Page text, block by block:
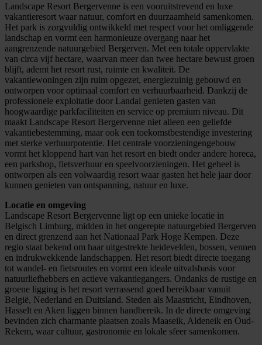
Landscape Resort Bergervenne is een vooruitstrevend en luxe
vakantieresort waar natuur, comfort en duurzaamheid samenkomen.
Het park is zorgvuldig ontwikkeld met respect voor het omliggende
landschap en vormt een harmonieuze overgang naar het
aangrenzende natuurgebied Bergerven. Met een totale oppervlakte
van circa vijf hectare, waarvan meer dan twee hectare bewust groen
blijft, ademt het resort rust, ruimte en kwaliteit. De
vakantiewoningen zijn ruim opgezet, energiezuinig gebouwd en
ontworpen voor optimaal comfort en verhuurbaarheid. Dankzij de
professionele exploitatie door Landal genieten gasten van
hoogwaardige parkfaciliteiten en service op premium niveau. Dit
maakt Landscape Resort Bergervenne niet alleen een geliefde
vakantiebestemming, maar ook een toekomstbestendige investering
met sterke verhuurpotentie. Het centrale voorzieningengebouw
vormt het kloppend hart van het resort en biedt onder andere horeca,
een parkshop, fietsverhuur en speelvoorzieningen. Het geheel is
ontworpen als een volwaardig resort waar gasten het hele jaar door
kunnen genieten van ontspanning, natuur en luxe.
Locatie en omgeving
Landscape Resort Bergervenne ligt op een unieke locatie in
Belgisch Limburg, midden in het ongerepte natuurgebied Bergerven
en direct grenzend aan het Nationaal Park Hoge Kempen. Deze
regio staat bekend om haar uitgestrekte heidevelden, bossen, vennen
en indrukwekkende landschappen. Het resort biedt directe toegang
tot wandel- en fietsroutes en vormt een ideale uitvalsbasis voor
natuurliefhebbers en actieve vakantiegangers. Ondanks de rustige en
groene ligging is het resort verrassend goed bereikbaar vanuit
België, Nederland en Duitsland. Steden als Maastricht, Eindhoven,
Hasselt en Aken liggen binnen handbereik. In de directe omgeving
bevinden zich charmante plaatsen zoals Maaseik, Aldeneik en Oud-
Rekem, waar cultuur, gastronomie en lokale sfeer samenkomen.